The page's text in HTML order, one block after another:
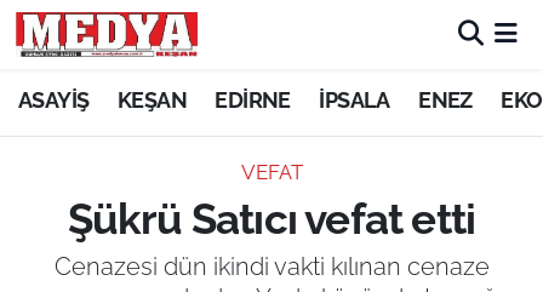
ASAYİŞ KEŞAN EDİRNE İPSALA ENEZ
VEFAT
Şükrü Satıcı vefat etti
Cenazesi dün ikindi vakti kılınan cenaze
KEŞAN
ASAYİŞ
SİYASET